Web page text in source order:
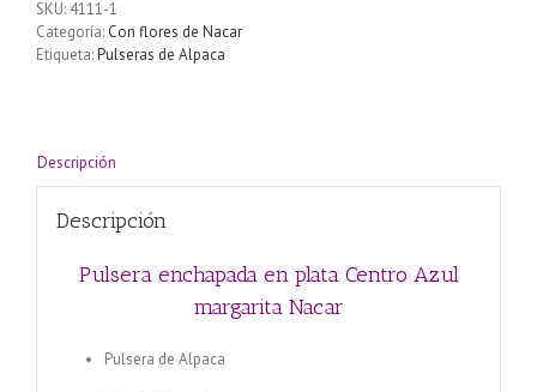
Azul
margarita
Nacar
SKU: 4111-1
Categoría: Con flores de Nacar
Etiqueta:Pulseras de Alpaca
Descripción
Descripción
Pulsera enchapada en plata Centro Azul
margarita Nacar
Pulsera de Alpaca